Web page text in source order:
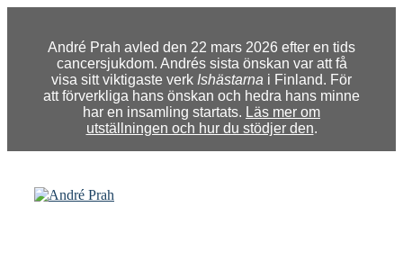
innehållAndré Prah avled den 22 mars 2026 efter en tids
cancersjukdom. Andrés sista önskan var att få
visa sitt viktigaste verk Ishästarna i Finland. För
att förverkliga hans önskan och hedra hans minne
har en insamling startats. Läs mer om
utställningen och hur du stödjer den.